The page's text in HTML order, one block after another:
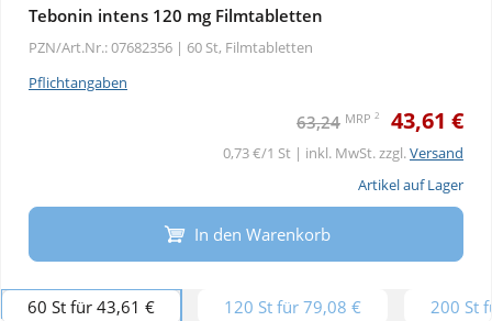
Tebonin intens 120 mg Filmtabletten
PZN/Art.Nr.: 07682356 | 60 St, Filmtabletten
Pflichtangaben
63,24 MRP 2 43,61 €
0,73 €/1 St | inkl. MwSt. zzgl.Versand
Artikel auf Lager
In den Warenkorb
60 St für 43,61 € 120 St für 79,08 € 200 St